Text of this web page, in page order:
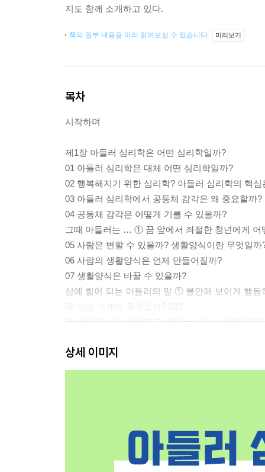
지도 함께 소개하고 있다.
책의 일부 내용을 미리 읽어보실 수 있습니다. 미리보기
목차
시작하며
제1장 아들러 심리학은 어떤 심리학일까?
01 아들러 심리학은 대체 어떤 심리학일까?
02 행복해지기 위한 심리학? 아들러 심리학의 핵심
03 아들러 심리학에서 공동체 감각은 왜 중요할까?
04 공동체 감각은 어떻게 기를 수 있을까?
그때 아들러는 … ① 꿈 앞에서 좌절한 청년에게 어
05 사람은 변할 수 있을까? 생활양식이란 무엇일까
06 사람의 생활양식은 언제 만들어질까?
07 생활양식은 바꿀 수 있을까?
삶에 힘이 되는 아들러의 말 ① 불안해 보이게 행
09 ‘용기의 심리학’이라고 불리는 이유는 무엇일까?
아들러의 맨얼굴 ① 일중독이었던 아들러의 휴식
03 슬퍼지면 곧바로 눈물이 흘러요
04 갑자기 무력감이 밀려올 때가 있어요
05 일 잘하는 동료와 비교하며 열등감을 느껴요
상세 이미지